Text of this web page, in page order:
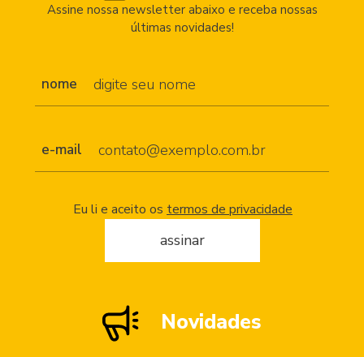
Novidades
Assine nossa newsletter abaixo e receba nossas
últimas novidades!
nome
e-mail
Eu li e aceito os termos de privacidade
assinar